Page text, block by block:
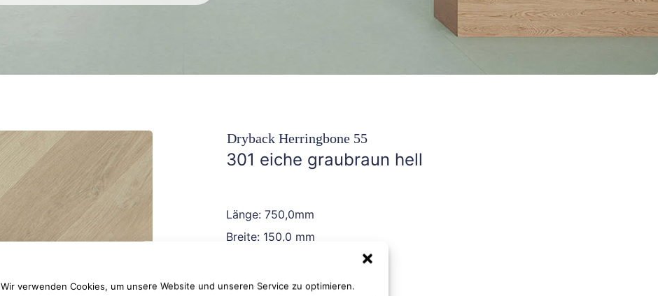
Wir verwenden Cookies, um unsere Website und unseren Service zu optimieren.
301 eiche graubraun hell
Länge: 750,0mm
Breite: 150,0 mm
Dryback Herringbone 55